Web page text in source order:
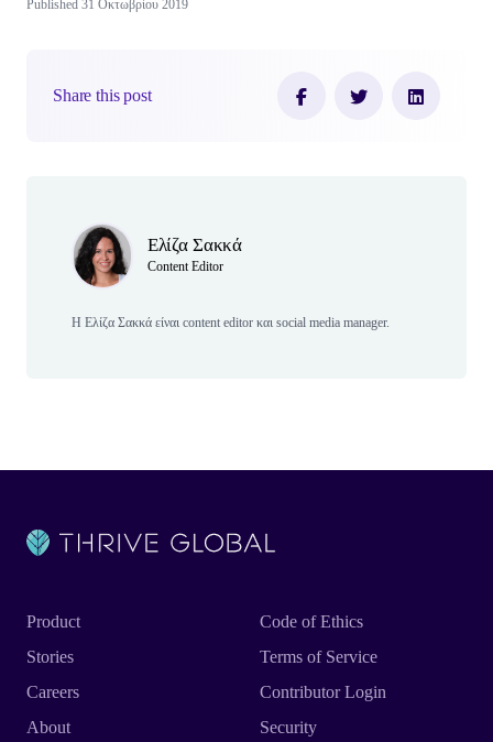
Published 31 Οκτωβρίου 2019
Share this post
Ελίζα Σακκά
Content Editor
Η Ελίζα Σακκά είναι content editor και social media manager.
Product
Stories
Careers
About
Code of Ethics
Terms of Service
Contributor Login
Security